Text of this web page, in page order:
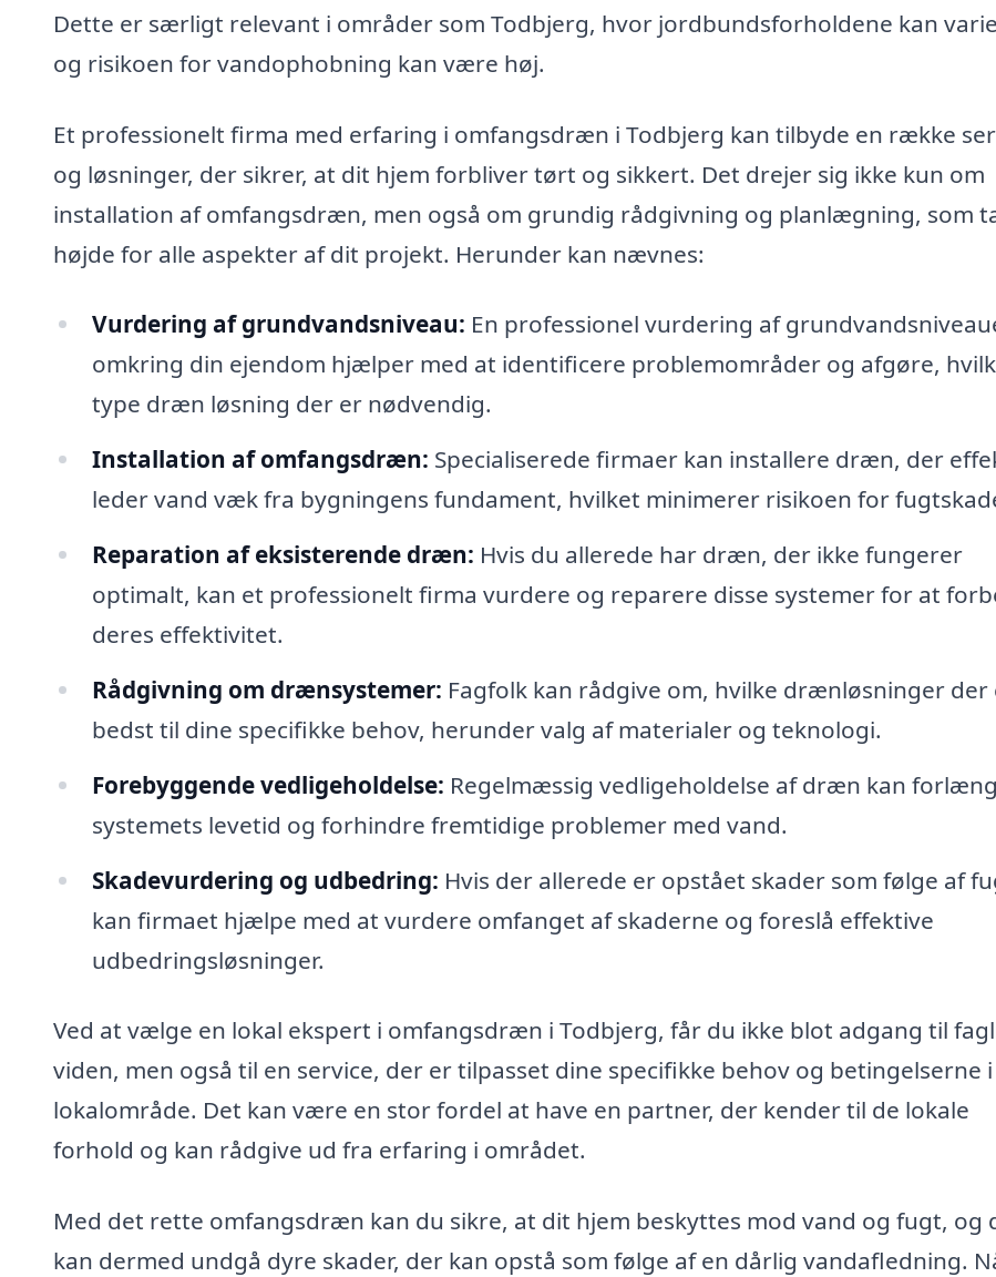
Dette er særligt relevant i områder som Todbjerg, hvor jordbundsforholdene kan
og risikoen for vandophobning kan være høj.
Et professionelt firma med erfaring i omfangsdræn i Todbjerg kan tilbyde en række
og løsninger, der sikrer, at dit hjem forbliver tørt og sikkert. Det drejer sig ikke kun om
installation af omfangsdræn, men også om grundig rådgivning og planlægning, som
højde for alle aspekter af dit projekt. Herunder kan nævnes:
Vurdering af grundvandsniveau: En professionel vurdering af
omkring din ejendom hjælper med at identificere problemområder og afgøre,
type dræn løsning der er nødvendig.
Installation af omfangsdræn: Specialiserede firmaer kan installere dræn, der
leder vand væk fra bygningens fundament, hvilket minimerer risikoen for
Reparation af eksisterende dræn: Hvis du allerede har dræn, der ikke fungerer
optimalt, kan et professionelt firma vurdere og reparere disse systemer for at
deres effektivitet.
Rådgivning om drænsystemer: Fagfolk kan rådgive om, hvilke drænløsninger der
bedst til dine specifikke behov, herunder valg af materialer og teknologi.
Forebyggende vedligeholdelse: Regelmæssig vedligeholdelse af dræn kan
systemets levetid og forhindre fremtidige problemer med vand.
Skadevurdering og udbedring: Hvis der allerede er opstået skader som følge af
kan firmaet hjælpe med at vurdere omfanget af skaderne og foreslå effektive
udbedringsløsninger.
Ved at vælge en lokal ekspert i omfangsdræn i Todbjerg, får du ikke blot adgang til
viden, men også til en service, der er tilpasset dine specifikke behov og betingelserne
lokalområde. Det kan være en stor fordel at have en partner, der kender til de lokale
forhold og kan rådgive ud fra erfaring i området.
Med det rette omfangsdræn kan du sikre, at dit hjem beskyttes mod vand og fugt, og
kan dermed undgå dyre skader, der kan opstå som følge af en dårlig vandafledning.